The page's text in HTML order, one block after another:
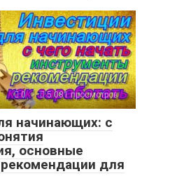
0 5 081 просмотров
начинающих: с
основные
для